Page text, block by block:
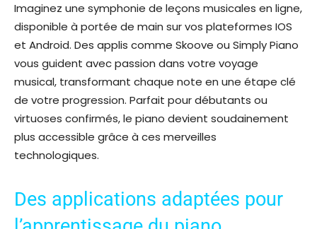
Imaginez une symphonie de leçons musicales en ligne,
disponible à portée de main sur vos plateformes IOS
et Android. Des applis comme Skoove ou Simply Piano
vous guident avec passion dans votre voyage
musical, transformant chaque note en une étape clé
de votre progression. Parfait pour débutants ou
virtuoses confirmés, le piano devient soudainement
plus accessible grâce à ces merveilles
technologiques.
Des applications adaptées pour